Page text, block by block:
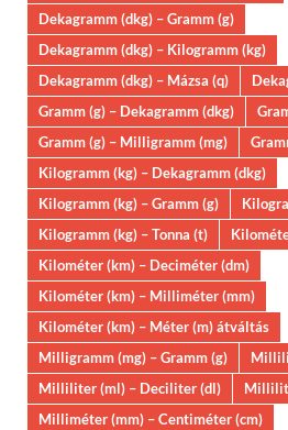
Dekagramm (dkg) – Gramm (g)
Dekagramm (dkg) – Kilogramm (kg)
Dekagramm (dkg) – Mázsa (q)
Gramm (g) – Dekagramm (dkg)
Gramm (g) – Milligramm (mg)
Kilogramm (kg) – Dekagramm (dkg)
Kilogramm (kg) – Gramm (g)
Kilogramm (kg) – Tonna (t)
Kilométer (km) – Deciméter (dm)
Kilométer (km) – Milliméter (mm)
Kilométer (km) – Méter (m) átváltás
Milligramm (mg) – Gramm (g)
Milliliter (ml) – Deciliter (dl)
Milliméter (mm) – Centiméter (cm)